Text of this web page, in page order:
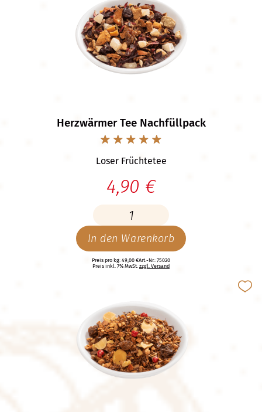
Herzwärmer Tee Nachfüllpack
Loser Früchtetee
4,90 €
In den Warenkorb
Preis pro kg: 49,00 €Art.-Nr.: 75020
Preis inkl. 7% MwSt. zzgl. Versand